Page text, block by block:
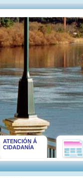
ATENCIÓN Á
CIDADANÍA